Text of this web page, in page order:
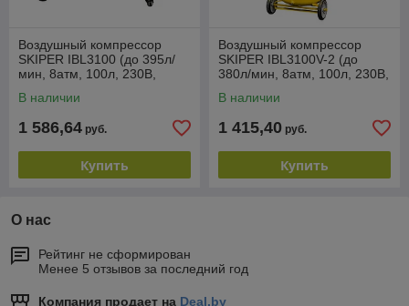
Воздушный компрессор
SKIPER IBL3100 (до 395л/
мин, 8атм, 100л, 230В,
В наличии
1 586,64 руб.
Купить
Воздушный компрессор
SKIPER IBL3100V-2 (до
380л/мин, 8атм, 100л, 230В,
В наличии
1 415,40 руб.
Купить
О нас
Рейтинг не сформирован
Менее 5 отзывов за последний год
Компания продает на Deal.by